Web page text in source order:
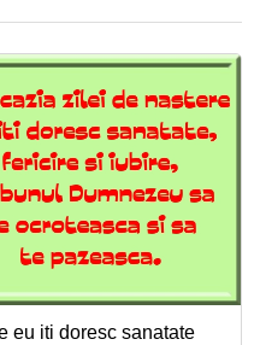
eu iti doresc sanatate